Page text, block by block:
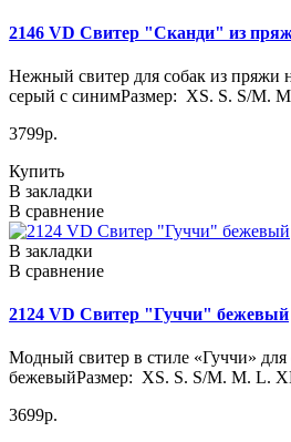
2146 VD Свитер "Сканди" из
Нежный свитер для собак из пряжи
серый с синимРазмер: XS. S. S/M.
3799р.
Купить
В закладки
В сравнение
В закладки
В сравнение
2124 VD Свитер "Гуччи" бежевый
Модный свитер в стиле «Гуччи»
бежевыйРазмер: XS. S. S/M. M. L.
3699р.